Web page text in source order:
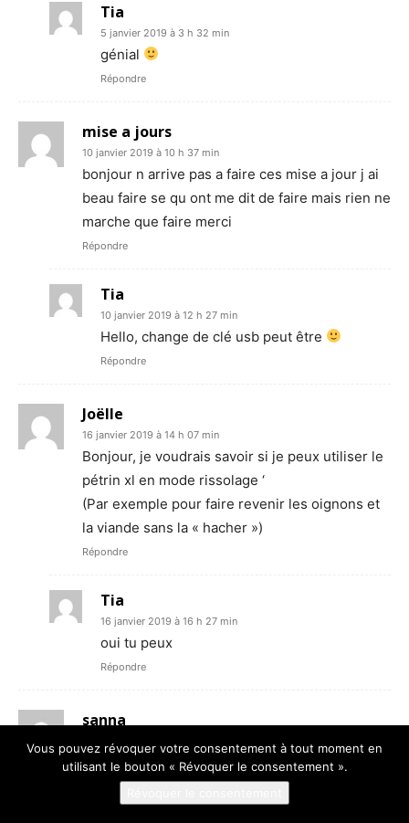
Tia
5 janvier 2019 à 3 h 32 min
génial
Répondre
mise a jours
10 janvier 2019 à 10 h 37 min
bonjour n arrive pas a faire ces mise a jour j ai
beau faire se qu ont me dit de faire mais rien ne
marche que faire merci
Répondre
Tia
10 janvier 2019 à 12 h 27 min
Hello, change de clé usb peut être
Répondre
Joëlle
16 janvier 2019 à 14 h 07 min
Bonjour, je voudrais savoir si je peux utiliser le
pétrin xl en mode rissolage ‘
(Par exemple pour faire revenir les oignons et
la viande sans la « hacher »)
Répondre
Tia
16 janvier 2019 à 16 h 27 min
oui tu peux
Répondre
sanna
20 janvier 2019 à 22 h 30 min
moi aussi je suis dépitée, je ne sais pas
comment faire pour télécharger le fichier sur le
pc il me demande de l’ouvrir ou de l’enregistrer
Vous pouvez révoquer votre consentement à tout moment en
utilisant le bouton « Révoquer le consentement ».